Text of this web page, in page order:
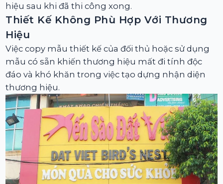
hiệu sau khi đã thi công xong.
Thiết Kế Không Phù Hợp Với Thương
Hiệu
Việc copy mẫu thiết kế của đối thủ hoặc sử dụng
mẫu có sẵn khiến thương hiệu mất đi tính độc
đáo và khó khăn trong việc tạo dựng nhận diện
thương hiệu.